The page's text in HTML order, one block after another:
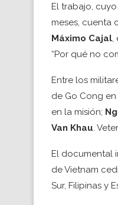
El trabajo,
meses, cuenta
Máximo Cajal
“Por qué no
Entre los
de Go Cong
en la misión;
Van Khau .
El documental
de Vietnam
Sur, Filipinas y